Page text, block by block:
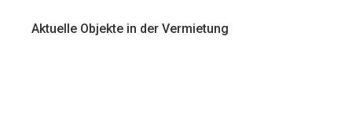
Aktuelle Objekte in der Vermietung